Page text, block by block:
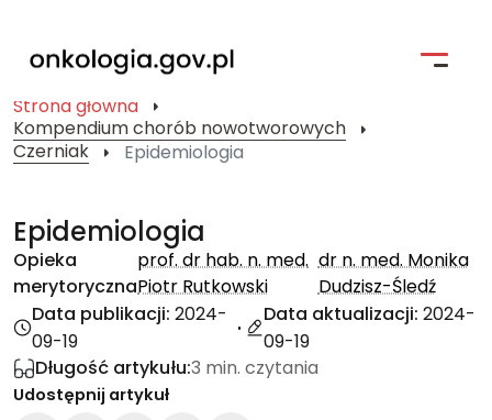
Strona główna
Pacjent i jego bliscy
Kompendium Chorób Nowotworowych
Badania kliniczne
Narodowa Strategia Onkologiczna
Strona główna
Kompendium chorób nowotworowych
Czerniak
Epidemiologia
Epidemiologia
Opieka
merytoryczna
prof. dr hab. n. med.
Piotr Rutkowski
dr n. med. Monika
Dudzisz-Śledź
Data publikacji: 2024-
09-19
Data aktualizacji:2024-
09-19
Długość artykułu:3 min. czytania
Udostępnij artykuł